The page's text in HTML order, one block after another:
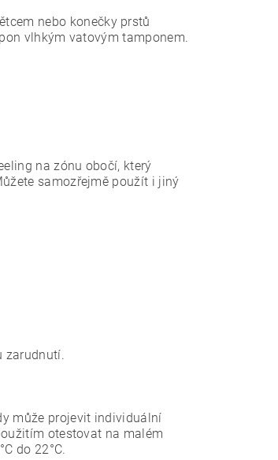
nebo konečky prstů
vlhkým vatovým tamponem.
na zónu obočí, který
samozřejmě použít i jiný
zarudnutí.
může projevit individuální
otestovat na malém
do 22°C.